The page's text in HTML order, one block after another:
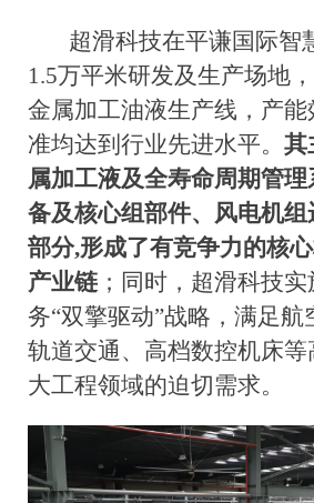
超滑科技在平谦国际智
1.5万平米研发及生产场地
金属加工油液生产线，产
准均达到行业先进水平。 其
属加工液及全寿命周期管
备及核心组部件、风电机
部分,形成了有竞争力的核
产业链 ；同时，超滑科技
务“双擎驱动”战略，满足航
轨道交通、高档数控机床
大工程领域的迫切需求。